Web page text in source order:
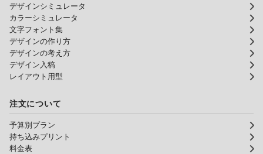
デザインシミュレータ
カラーシミュレータ
文字フォント集
デザインの作り方
デザインの考え方
デザイン入稿
レイアウト用型
注文について
予算別プラン
持ち込みプリント
料金表